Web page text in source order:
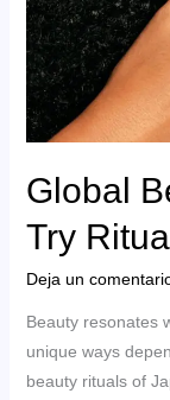
Global
Try
Deja un
Beauty resonates
unique ways
beauty rituals of